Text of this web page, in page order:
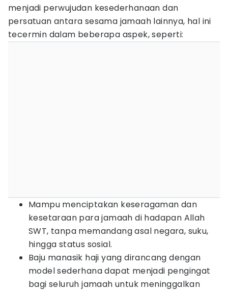
menjadi perwujudan kesederhanaan dan
persatuan antara sesama jamaah lainnya, hal ini
tecermin dalam beberapa aspek, seperti:
Mampu menciptakan keseragaman dan
kesetaraan para jamaah di hadapan Allah
SWT, tanpa memandang asal negara, suku,
hingga status sosial.
Baju manasik haji yang dirancang dengan
model sederhana dapat menjadi pengingat
bagi seluruh jamaah untuk meninggalkan